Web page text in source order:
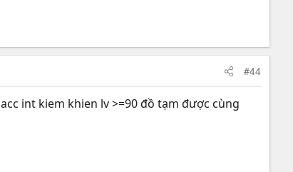
#44
int kiem khien lv >=90 đồ tạm được cùng